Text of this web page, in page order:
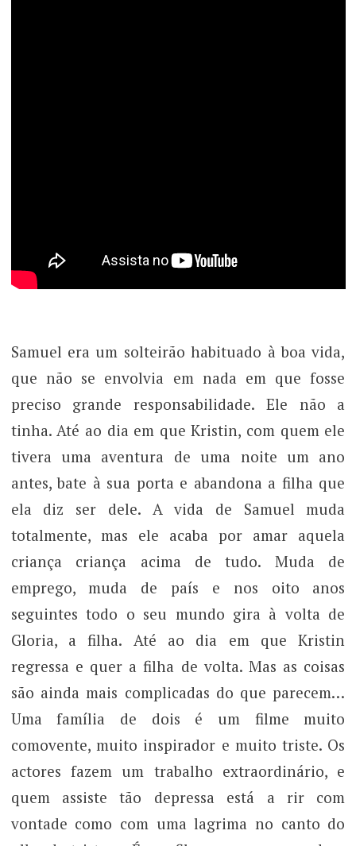
Samuel era um solteirão habituado à boa vida,
que não se envolvia em nada em que fosse
preciso grande responsabilidade. Ele não a
tinha. Até ao dia em que Kristin, com quem ele
tivera uma aventura de uma noite um ano
antes, bate à sua porta e abandona a filha que
ela diz ser dele. A vida de Samuel muda
totalmente, mas ele acaba por amar aquela
criança criança acima de tudo. Muda de
emprego, muda de país e nos oito anos
seguintes todo o seu mundo gira à volta de
Gloria, a filha. Até ao dia em que Kristin
regressa e quer a filha de volta. Mas as coisas
são ainda mais complicadas do que parecem…
Uma família de dois é um filme muito
comovente, muito inspirador e muito triste. Os
actores fazem um trabalho extraordinário, e
quem assiste tão depressa está a rir com
vontade como com uma lagrima no canto do